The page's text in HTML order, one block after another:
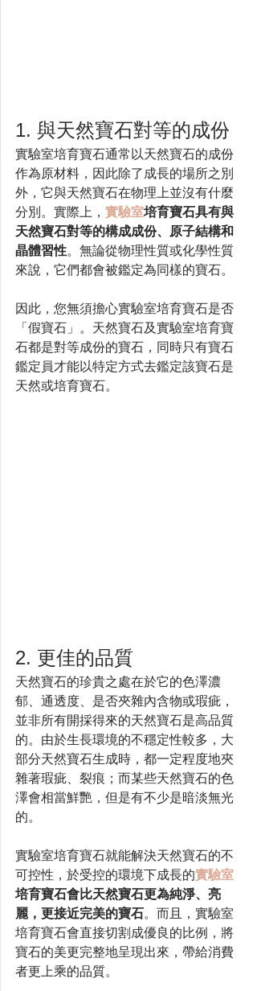
1. 與天然寶石對等的成份
實驗室培育寶石通常以天然寶石的成份
作為原材料，因此除了成長的場所之別
外，它與天然寶石在物理上並沒有什麼
分別。實際上， 實驗室培育寶石具有與
天然寶石對等的構成成份、原子結構和
晶體習性。無論從物理性質或化學性質
來說，它們都會被鑑定為同樣的寶石。
因此，您無須擔心實驗室培育寶石是否
「假寶石」。天然寶石及實驗室培育寶
石都是對等成份的寶石，同時只有寶石
鑑定員才能以特定方式去鑑定該寶石是
天然或培育寶石。
2. 更佳的品質
天然寶石的珍貴之處在於它的色澤濃
郁、通透度、是否夾雜內含物或瑕疵，
並非所有開採得來的天然寶石是高品質
的。由於生長環境的不穩定性較多，大
部分天然寶石生成時，都一定程度地夾
雜著瑕疵、裂痕；而某些天然寶石的色
澤會相當鮮艷，但是有不少是暗淡無光
的。
實驗室培育寶石就能解決天然寶石的不
可控性，於受控的環境下成長的實驗室
培育寶石會比天然寶石更為純淨、亮
麗，更接近完美的寶石。而且，實驗室
培育寶石會直接切割成優良的比例，將
寶石的美更完整地呈現出來，帶給消費
者更上乘的品質。